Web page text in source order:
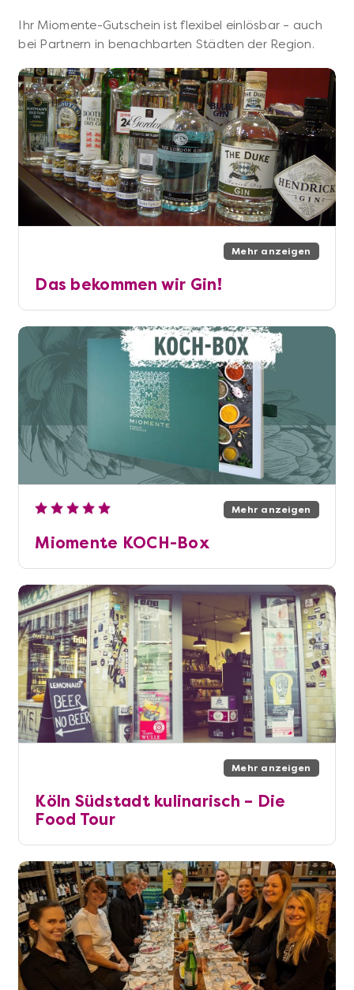
Ihr Miomente-Gutschein ist flexibel einlösbar – auch
bei Partnern in benachbarten Städten der Region.
Mehr anzeigen
Das bekommen wir Gin!
Mehr anzeigen
Miomente KOCH-Box
Mehr anzeigen
Köln Südstadt kulinarisch – Die
Food Tour